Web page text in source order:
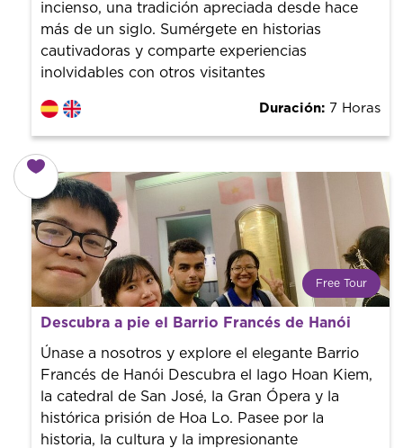
incienso, una tradición apreciada desde hace
más de un siglo. Sumérgete en historias
cautivadoras y comparte experiencias
inolvidables con otros visitantes
Duración: 7 Horas
Free Tour
¿Qué es un FREE TOUR?
Tendencia mundial en rutas turísticas. Reserva sin coste
con un guía profesional. ¡El precio es libre! Por lo que al
finalizar la experiencia tú le pones el precio.
Descubra a pie el Barrio Francés de Hanói
Únase a nosotros y explore el elegante Barrio
Francés de Hanói Descubra el lago Hoan Kiem,
la catedral de San José, la Gran Ópera y la
histórica prisión de Hoa Lo. Pasee por la
historia, la cultura y la impresionante